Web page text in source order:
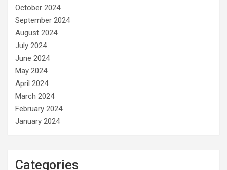
October 2024
September 2024
August 2024
July 2024
June 2024
May 2024
April 2024
March 2024
February 2024
January 2024
Categories